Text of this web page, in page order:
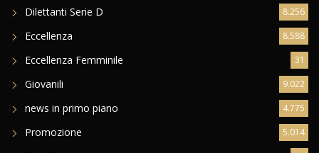
Dilettanti Serie D 8.256
Eccellenza 8.588
Eccellenza Femminile 31
Giovanili 9.022
news in primo piano 4.775
Promozione 5.014